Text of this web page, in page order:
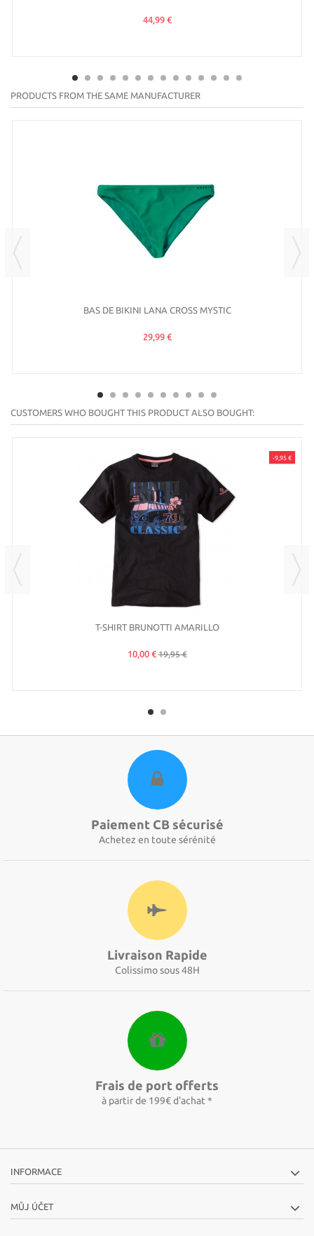
44,99 €
PRODUCTS FROM THE SAME MANUFACTURER
BAS DE BIKINI LANA CROSS MYSTIC
29,99 €
CUSTOMERS WHO BOUGHT THIS PRODUCT ALSO BOUGHT:
-9,95 €
T-SHIRT BRUNOTTI AMARILLO
10,00 €19,95 €
Paiement CB sécurisé
Achetez en toute sérénité
Livraison Rapide
Colissimo sous 48H
Frais de port offerts
à partir de 199€ d'achat *
INFORMACE
MŮJ ÚČET